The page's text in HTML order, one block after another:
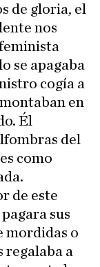
de gloria, el
nos
se apagaba
cogía a
en
Él
del
como
de este
sus
mordidas o
regalaba a